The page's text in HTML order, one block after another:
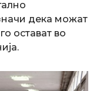
дека можат
остават во